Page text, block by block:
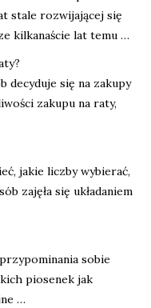
stale rozwijającej się
kilkanaście lat temu …
decyduje się na zakupy
zakupu na raty,
jakie liczby wybierać,
zajęła się układaniem
sobie
piosenek jak
…